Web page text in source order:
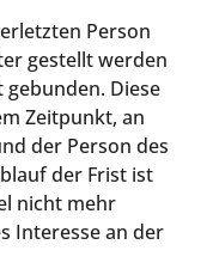
Person
gestellt werden
gebunden. Diese
Zeitpunkt, an
der Person des
der Frist ist
nicht mehr
Interesse an der